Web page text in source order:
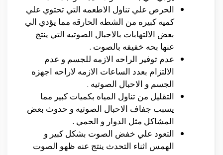
الحرص علي تناول الاطعمه التي تحتوي علي
كميه كبيره من الشطه الحارقه مما يؤدي الي
بعض الالتهابات بالاحبال الصوتيه التي ينتج
عنها بحه خفيفه بالصوت .
عدم توفير الراحه الازمه للجسم و عدم
الالتزام بعدد الساعات الازمه لاراحه اجهزه
الجسم و الاحبال الصوتيه .
التقليل من تناول المياه بكميات كبير مما
يسبب جفاف الاحبال الصوتيه و حدوث بعض
المشاكل مثل الدوار و الحمي .
التعود علي خفض الصوت بشكل كبير و
الهمس اثناء التحدث ينتج عنه ظهو الصوت